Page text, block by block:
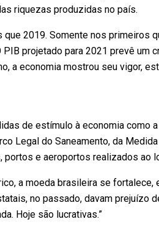
riquezas produzidas no país.
2019. Somente nos primeiros
projetado para 2021 prevê um
a economia mostrou seu vigor,
de estímulo à economia como
Legal do Saneamento, da
e aeroportos realizados ao
a moeda brasileira se fortalece,
no passado, davam prejuízo
Hoje são lucrativas.”